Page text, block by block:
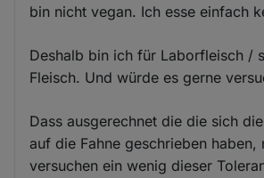
bin nicht vegan. Ich esse einfach
Deshalb bin ich für Laborfleisch /
Fleisch. Und würde es gerne
Dass ausgerechnet die die sich
auf die Fahne geschrieben haben,
versuchen ein wenig dieser